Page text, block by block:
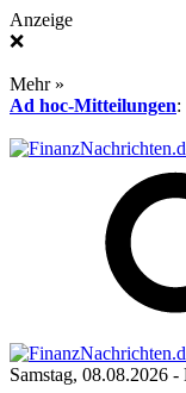
Anzeige
❌
Mehr »
Ad hoc-Mitteilungen:
Samstag, 08.08.2026 -